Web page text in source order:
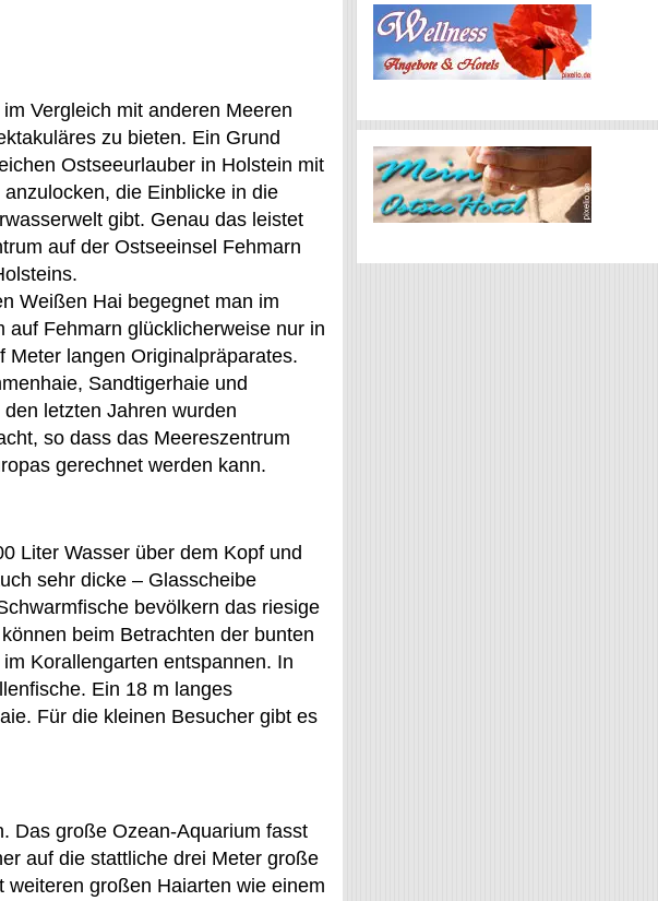
Vergleich mit anderen Meeren
zu bieten. Ein Grund
Ostseeurlauber in Holstein mit
die Einblicke in die
gibt. Genau das leistet
auf der Ostseeinsel Fehmarn
Weißen Hai begegnet man im
auf Fehmarn glücklicherweise nur in
Meter langen Originalpräparates.
Sandtigerhaie und
letzten Jahren wurden
so dass das Meereszentrum
gerechnet werden kann.
Liter Wasser über dem Kopf und
sehr dicke – Glasscheibe
bevölkern das riesige
beim Betrachten der bunten
Korallengarten entspannen. In
Ein 18 m langes
Für die kleinen Besucher gibt es
Das große Ozean-Aquarium fasst
auf die stattliche drei Meter große
weiteren großen Haiarten wie einem